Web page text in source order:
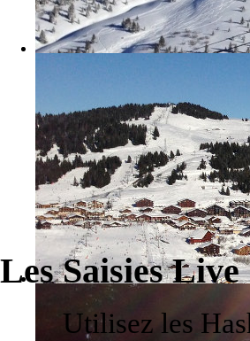
Les Saisies Live
Utilisez les